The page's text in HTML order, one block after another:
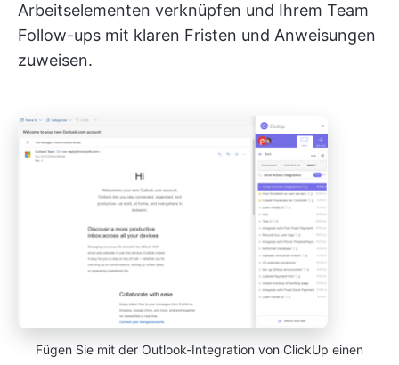
Arbeitselementen verknüpfen und Ihrem Team
Follow-ups mit klaren Fristen und Anweisungen
zuweisen.
Fügen Sie mit der Outlook-Integration von ClickUp einen